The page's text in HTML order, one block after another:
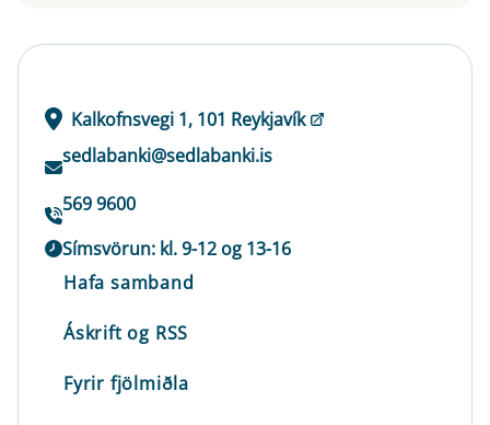
Kalkofnsvegi 1, 101 Reykjavík
sedlabanki@sedlabanki.is
569 9600
Símsvörun: kl. 9-12 og 13-16
Hafa samband
Áskrift og RSS
Fyrir fjölmiðla